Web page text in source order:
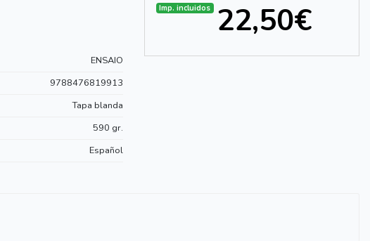
ENSAIO
9788476819913
Tapa blanda
590 gr.
Español
Imp. incluidos 22,50€